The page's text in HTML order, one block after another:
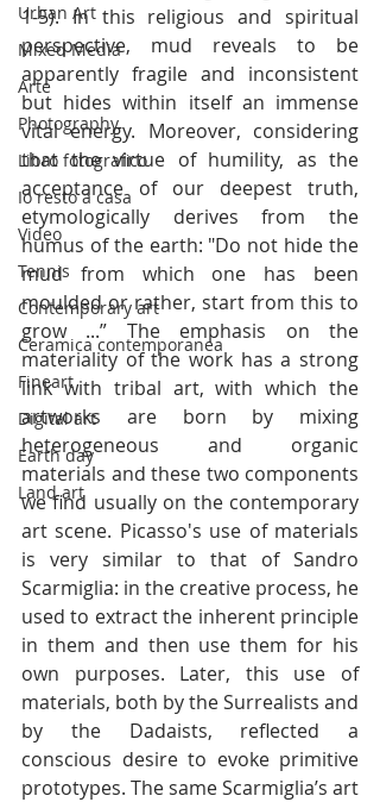
Urban Art
Mixed Media
Arte
Photography
Libro fotografico
Io resto a casa
Video
Tennis
Contemporary art
Ceramica contemporanea
Fineart
Digital art
Earth day
Land art
1-5). In this religious and spiritual
perspective, mud reveals to be
apparently fragile and inconsistent
but hides within itself an immense
vital energy. Moreover, considering
that the virtue of humility, as the
acceptance of our deepest truth,
etymologically derives from the
humus of the earth: "Do not hide the
mud from which one has been
moulded or rather, start from this to
grow ...” The emphasis on the
materiality of the work has a strong
link with tribal art, with which the
artworks are born by mixing
heterogeneous and organic
materials and these two components
we find usually on the contemporary
art scene. Picasso's use of materials
is very similar to that of Sandro
Scarmiglia: in the creative process, he
used to extract the inherent principle
in them and then use them for his
own purposes. Later, this use of
materials, both by the Surrealists and
by the Dadaists, reflected a
conscious desire to evoke primitive
prototypes. The same Scarmiglia’s art